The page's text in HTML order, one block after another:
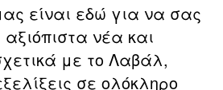
είναι εδώ για να σας
νέα και
με τo Λαβάλ,
σε ολόκληρο